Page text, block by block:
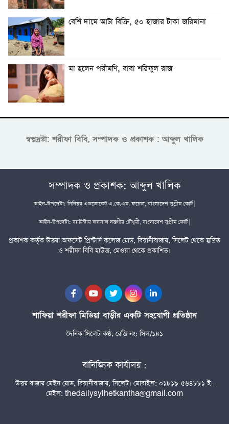
বেশি দামে আটা বিক্রি, ৫০ হাজার টাকা জরিমানা
মা হলেন পরীমণি, বাবা শরিফুল রাজ
স্বপ্নদ্রষ্টা: শরীফা বিবি, সম্পাদক ও প্রকাশক : আব্দুল খালিক
সম্পাদক ও প্রকাশক: আব্দুল খালিক
আইন-উপদেষ্টা: সিনিয়র এডভোকেট এ.কে.এম. ফয়েজ, বাংলাদেশ সুপ্রীম কোর্ট |
আইন-উপদেষ্টা: ব্যারিস্টার ফয়সাল দস্তগীর চৌধুরী, বাংলাদেশ সুপ্রীম কোর্ট |
প্রকাশক কর্তৃক উত্তরা অফসেট প্রিন্টার্স কলেজ রোড, বিয়ানীবাজার, সিলেট থেকে মুদ্রিত
ও শরীফা বিবি হাউজ, মেওয়া থেকে প্রকাশিত।
শাফিয়া শরীফা মিডিয়া বাড়ীর একটি সহযোগী প্রতিষ্ঠান
দৈনিক সিলেট কণ্ঠ, রেজি নং: সিল/১৪১
বানিজ্যিক কার্যালয় :
উত্তর বাজার মেইন রোড, বিয়ানীবাজার, সিলেট। মোবাইল: ০১৮১৯-৫৬৪৮৮১ ই-
মেইল: thedailysylhetkantha@gmail.com